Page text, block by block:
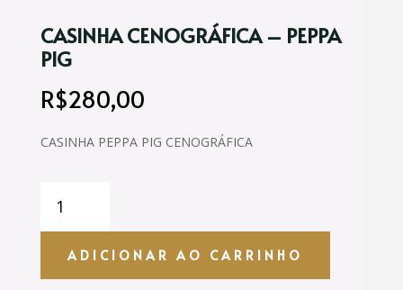
CASINHA CENOGRÁFICA – PEPPA
PIG
R$280,00
CASINHA PEPPA PIG CENOGRÁFICA
CENOGRÁFICA
-
PEPPAADICIONAR AO CARRINHO